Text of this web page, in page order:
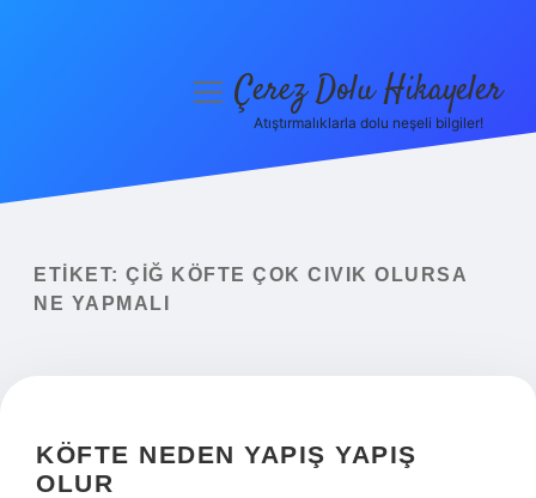
Yasal Uyarı
menüyüÇerez Dolu Hikayeler
Atıştırmalıklarla dolu neşeli bilgiler!
ETIKET: ÇIĞ KÖFTE ÇOK CIVIK OLURSA
NE YAPMALI
KÖFTE NEDEN YAPIŞ YAPIŞ
OLUR